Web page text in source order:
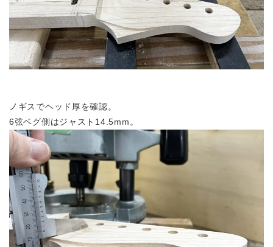
ノギスでヘッド厚を確認。
6弦ベグ側はジャスト14.5mm。